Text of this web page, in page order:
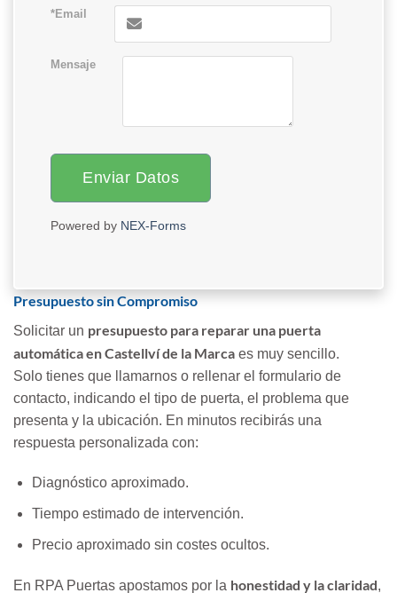
*Email
Mensaje
Enviar Datos
Powered by NEX-Forms
Presupuesto sin Compromiso
Solicitar un presupuesto para reparar una puerta
automática en Castellví de la Marca es muy sencillo.
Solo tienes que llamarnos o rellenar el formulario de
contacto, indicando el tipo de puerta, el problema que
presenta y la ubicación. En minutos recibirás una
respuesta personalizada con:
Diagnóstico aproximado.
Tiempo estimado de intervención.
Precio aproximado sin costes ocultos.
En RPA Puertas apostamos por la honestidad y la claridad,